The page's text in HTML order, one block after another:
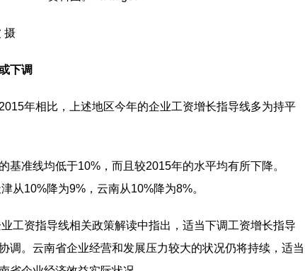
摄
下调
年相比，上述地区今年的企业工资增长指导线多为持平
基准线均低于10%，而且较2015年的水平均有所下降。
从10%降为9%，云南从10%降为8%。
工资指导线相关政策解读中指出，适当下调工资增长指导
调。云南省企业经营和发展压力较大的状况仍将持续，适当